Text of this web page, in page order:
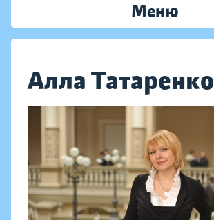
Меню
Алла Татаренко